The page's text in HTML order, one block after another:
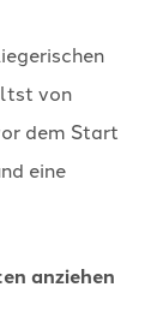
von
dem Start
eine
anziehen